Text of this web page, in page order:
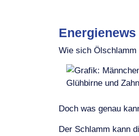
Energienews
Wie sich Ölschlamm
Doch was genau
Der Schlamm kann